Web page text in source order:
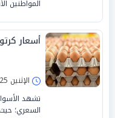
المواطنين
أسعار
الإثنين 25/مايو/2026 - 10:30 ص
تشهد